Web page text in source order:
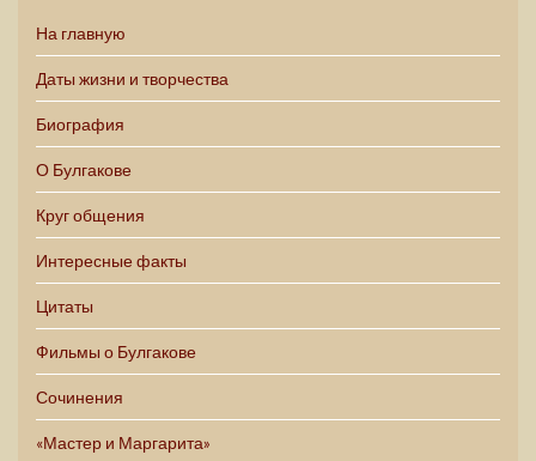
На главную
Даты жизни и творчества
Биография
О Булгакове
Круг общения
Интересные факты
Цитаты
Фильмы о Булгакове
Сочинения
«Мастер и Маргарита»